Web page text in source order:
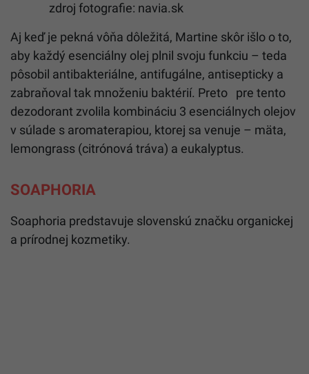
zdroj fotografie: navia.sk
Aj keď je pekná vôňa dôležitá, Martine skôr išlo o to,
aby každý esenciálny olej plnil svoju funkciu – teda
pôsobil antibakteriálne, antifugálne, antisepticky a
zabraňoval tak množeniu baktérií. Preto pre tento
dezodorant zvolila kombináciu 3 esenciálnych olejov
v súlade s aromaterapiou, ktorej sa venuje – mäta,
lemongrass (citrónová tráva) a eukalyptus.
SOAPHORIA
Soaphoria predstavuje slovenskú značku organickej
a prírodnej kozmetiky.